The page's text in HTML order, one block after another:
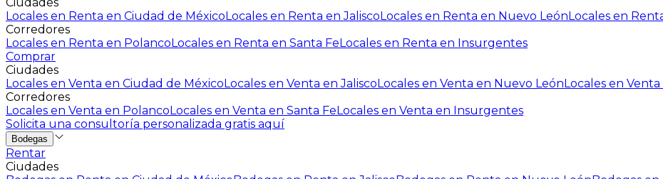
Locales en Renta en Ciudad de MéxicoLocales en Renta en JaliscoLocales en Renta en Nuevo LeónLocales en
Corredores
Locales en Renta en PolancoLocales en Renta en Santa FeLocales en Renta en Insurgentes
Comprar
Ciudades
Locales en Venta en Ciudad de MéxicoLocales en Venta en JaliscoLocales en Venta en Nuevo LeónLocales en
Corredores
Locales en Venta en PolancoLocales en Venta en Santa FeLocales en Venta en Insurgentes
Solicita una consultoría personalizada gratis aquí
Bodegas
Rentar
Ciudades